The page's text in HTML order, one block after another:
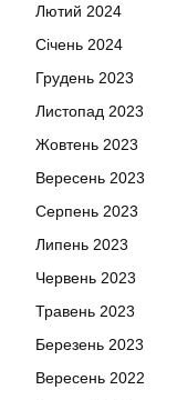
Лютий 2024
Січень 2024
Грудень 2023
Листопад 2023
Жовтень 2023
Вересень 2023
Серпень 2023
Липень 2023
Червень 2023
Травень 2023
Березень 2023
Вересень 2022